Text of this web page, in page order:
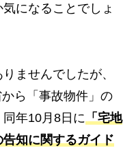
になることでしょ
ませんでしたが、
ら「事故物件」の
年10月8日に「宅地
知に関するガイド